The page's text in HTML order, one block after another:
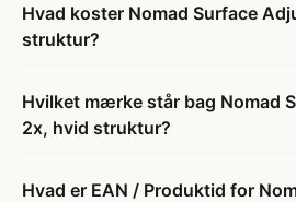
Hvad koster Nomad Surface
struktur?
Hvilket mærke står bag Nomad
2x, hvid struktur?
Hvad er EAN / Produktid for